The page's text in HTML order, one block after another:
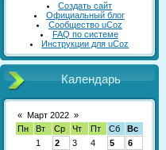
Создать сайт
Официальный блог
Сообщество uCoz
FAQ по системе
Инструкции для uCoz
Календарь
« Март 2022 »
Пн
Вт Ср Чт Пт Сб
Вс
1
2 3 4 5
6